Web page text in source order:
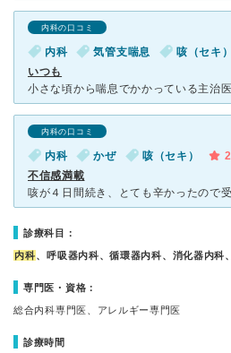
内科の口コミ
内科 気管支喘息 咳（セキ）
いつも
内科の口コミ
内科 かぜ 咳（セキ）
不信感満載
診療科目：
内科、呼吸器内科、循環器内科、消化器内科
専門医・資格：
総合内科専門医、アレルギー専門医
診療時間